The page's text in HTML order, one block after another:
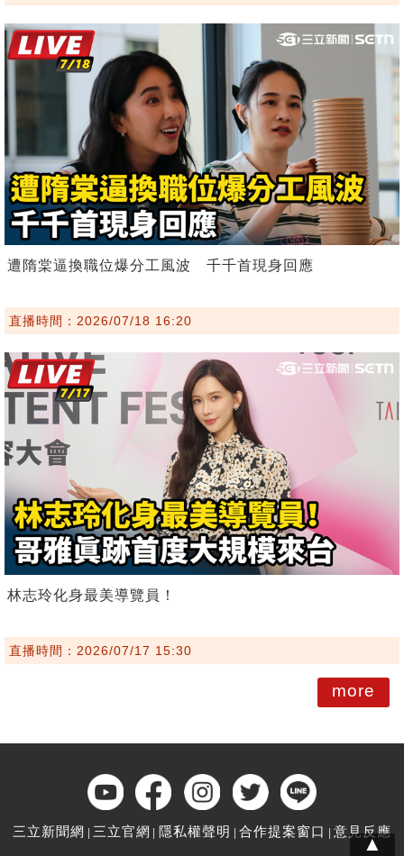
遭隋棠逼換職位爆分工風波 千千首現身回應
直播時間：2026/07/18 16:20
林志玲化身最美導覽員！
直播時間：2026/07/17 15:30
more
三立新聞網 三立官網 隱私權聲明 合作提案窗口 意見反應
▲